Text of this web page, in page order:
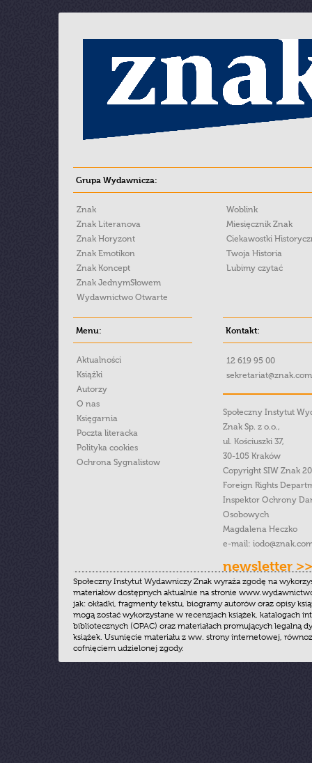
Grupa Wydawnicza:
Znak
Znak Literanova
Znak Horyzont
Znak Emotikon
Znak Koncept
Znak JednymSłowem
Wydawnictwo Otwarte
Woblink
Miesięcznik Znak
Ciekawostki
Twoja Historia
Lubimy czytać
Menu:
Aktualności
Książki
Autorzy
O nas
Księgarnia
Poczta literacka
Polityka cookies
Ochrona Sygnalistow
Kontakt:
12 619 95 00
Społeczny Instytut
Znak Sp. z o.o.,
ul. Kościuszki 37,
30-105 Kraków
Copyright SIW Znak
Foreign Rights
Inspektor Ochrony
Osobowych
Magdalena Heczko
e-mail:
newsletter >>
Społeczny Instytut Wydawniczy Znak wyraża zgodę na
materiałów dostępnych aktualnie na stronie
jak: okładki, fragmenty tekstu, biogramy autorów oraz opisy
mogą zostać wykorzystane w recenzjach książek, katalogach
bibliotecznych (OPAC) oraz materiałach promujących legalną
książek. Usunięcie materiału z ww. strony internetowej,
cofnięciem udzielonej zgody.